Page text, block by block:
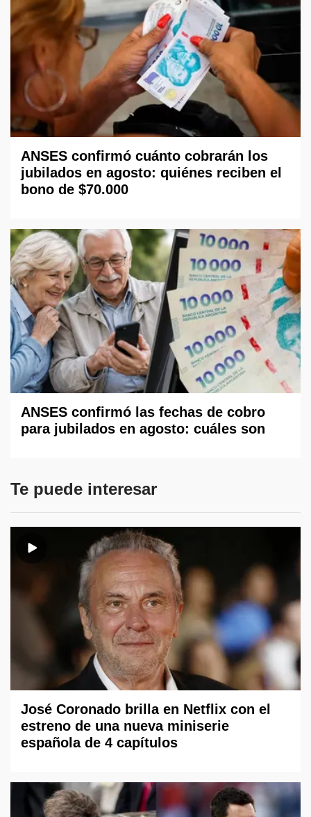
ANSES confirmó cuánto cobrarán los
jubilados en agosto: quiénes reciben el
bono de $70.000
ANSES confirmó las fechas de cobro
para jubilados en agosto: cuáles son
Te puede interesar
José Coronado brilla en Netflix con el
estreno de una nueva miniserie
española de 4 capítulos